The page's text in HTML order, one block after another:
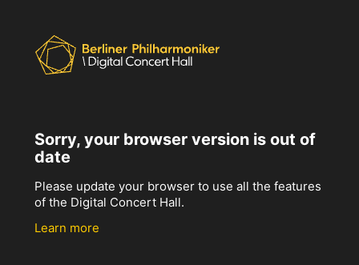
Sorry, your browser version is out of
date
Please update your browser to use all the features
of the Digital Concert Hall.
Learn more